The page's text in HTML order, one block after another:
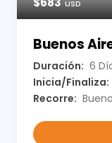
USD
Buenos
Duración: 6
Inicia/Finaliza:
Recorre: